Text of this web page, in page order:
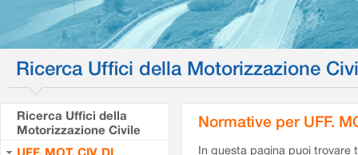
Ricerca Uffici della Motorizzazione
Ricerca Uffici della
Motorizzazione Civile
UFF. MOT. CIV. DI
Normative per UFF.
In questa pagina puoi